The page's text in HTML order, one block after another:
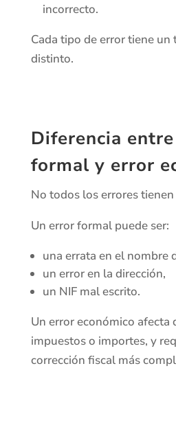
incorrecto.
Cada tipo de error tiene
distinto.
Diferencia
formal y error
No todos los errores
Un error formal puede ser:
una errata en el nombre
un error en la dirección,
un NIF mal escrito.
Un error económico afecta
impuestos o importes, y
corrección fiscal más